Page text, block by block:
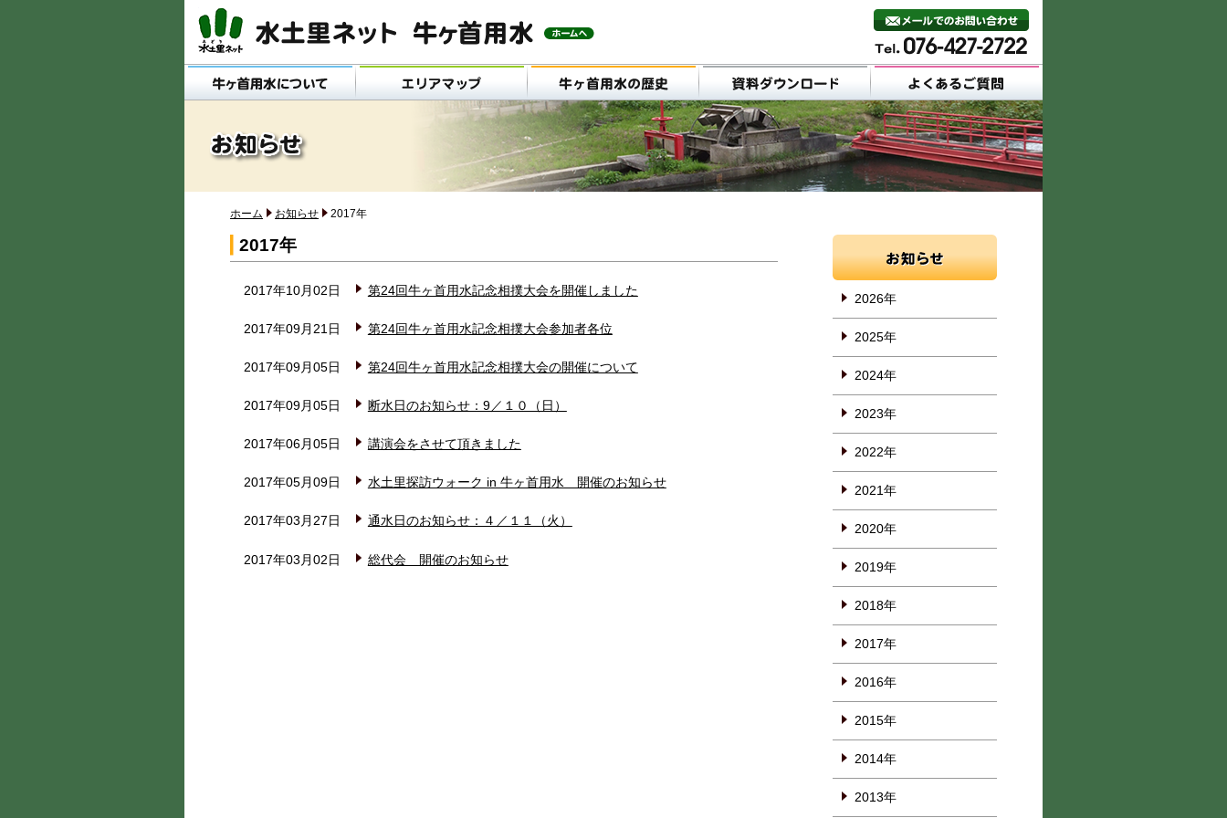
メインメニュー
ホーム お知らせ 2017年
2017年
2017年10月02日 第24回牛ヶ首用水記念相撲大会を開催しました
2017年09月21日 第24回牛ヶ首用水記念相撲大会参加者各位
2017年09月05日 第24回牛ヶ首用水記念相撲大会の開催について
2017年09月05日 断水日のお知らせ：9／１０（日）
2017年06月05日 講演会をさせて頂きました
2017年05月09日 水土里探訪ウォーク in 牛ヶ首用水 開催のお知らせ
2017年03月27日 通水日のお知らせ：４／１１（火）
2017年03月02日 総代会 開催のお知らせ
2026年
2025年
2024年
2023年
2022年
2021年
2020年
2019年
2018年
2017年
2016年
2015年
2014年
2013年